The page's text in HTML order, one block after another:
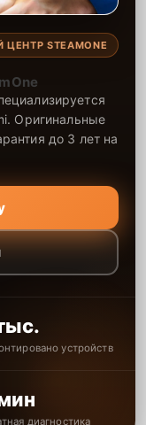
STEAMONE
Оригинальные
до 3 лет на
устройств
диагностика